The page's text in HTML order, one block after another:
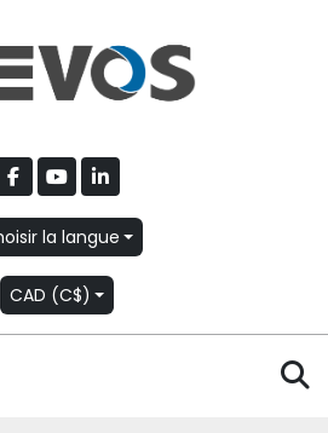
facebook
youtubelinkedin
la langue
CAD (C$)